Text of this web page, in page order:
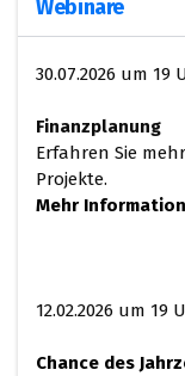
Webinare
30.07.2026 um 19
Finanzplanung
Erfahren Sie
Projekte.
Mehr
12.02.2026 um 19
Chance des